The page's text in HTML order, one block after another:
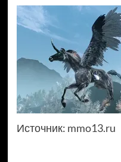
Источник: mmo13.ru